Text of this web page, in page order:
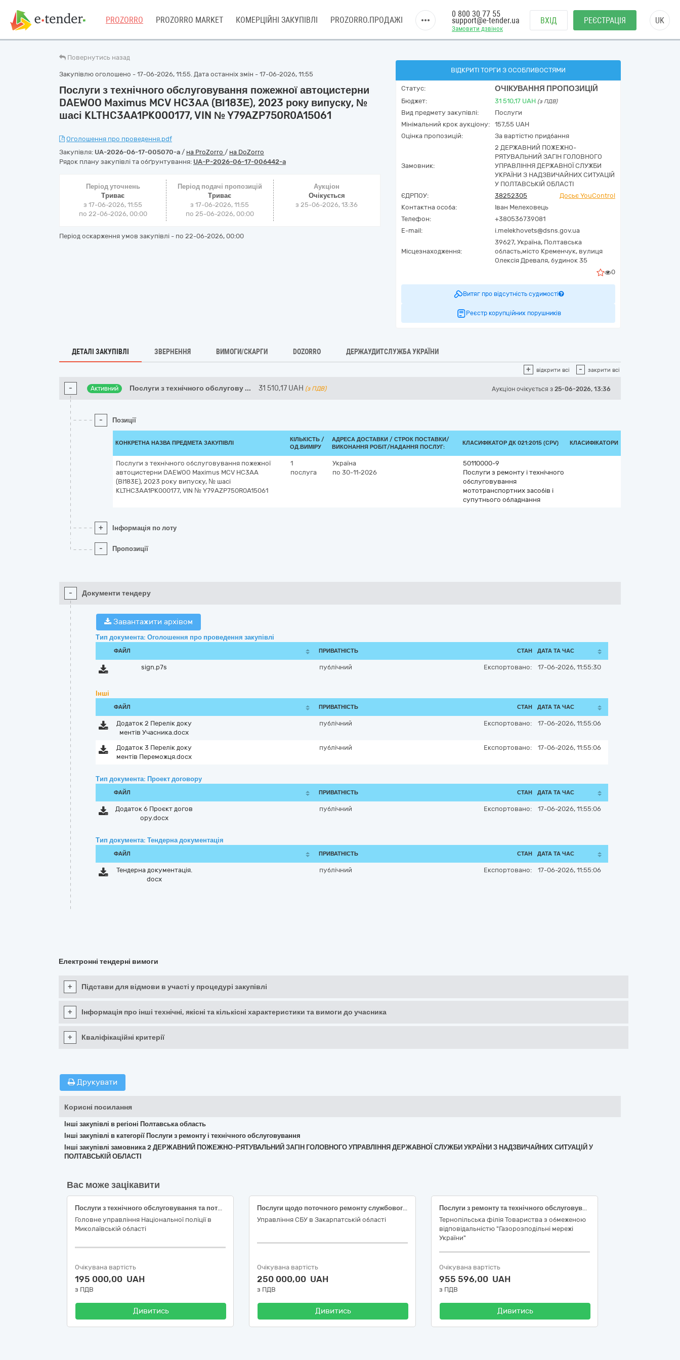
PROZORRO PROZORRO MARKET КОМЕРЦІЙНІ ЗАКУПІВЛІ PROZORRO.ПРОДАЖІ
Замовити дзвінок
0 800 30 77 55
support@e-tender.ua ВХІД РЕЄСТРАЦІЯ UK
Повернутись назад
Закупівлю оголошено - 17-06-2026, 11:55. Дата останніх змін - 17-06-2026, 11:55
Послуги з технічного обслуговування пожежної автоцистерни
DAEWOO Maximus MCV HC3АА (ВІ183Е), 2023 року випуску, №
шасі KLTHC3AA1PK000177, VIN № Y79AZP750R0A15061
Оголошення про проведення.pdf
Закупівля: UA-2026-06-17-005070-a / на ProZorro / на DoZorro
Рядок плану закупівлі та обґрунтування: UA-P-2026-06-17-006442-a
Період уточнень
Триває
з 17-06-2026, 11:55
по 22-06-2026, 00:00
Період подачі пропозицій
Триває
з 17-06-2026, 11:55
по 25-06-2026, 00:00
Аукціон
Очікується
з25-06-2026, 13:36
Період оскарження умов закупівлі - по 22-06-2026, 00:00
ВІДКРИТІ ТОРГИ З ОСОБЛИВОСТЯМИ
Статус: ОЧІКУВАННЯ ПРОПОЗИЦІЙ
Бюджет: 31 510,17 UAH (з ПДВ)
Вид предмету закупівлі:
Послуги
Мінімальний крок аукціону:
157,55 UAH
Оцінка пропозицій:
За вартістю придбання
Замовник:
2 ДЕРЖАВНИЙ ПОЖЕЖНО-
РЯТУВАЛЬНИЙ ЗАГІН ГОЛОВНОГО
УПРАВЛІННЯ ДЕРЖАВНОЇ СЛУЖБИ
УКРАЇНИ З НАДЗВИЧАЙНИХ СИТУАЦІЙ
У ПОЛТАВСЬКІЙ ОБЛАСТІ
ЄДРПОУ:
38252305
Досьє YouControl
Контактна особа:
Іван Мелеховець
Телефон:
+380536739081
E-mail:
i.melekhovets@dsns.gov.ua
Місцезнаходження:
39627, Україна, Полтавська
область,місто Кременчук, вулиця
Олексія Древаля, будинок 35
0
Витяг про відсутність судимості
Реєстр корупційних порушників
ДЕТАЛІ ЗАКУПІВЛІ ЗВЕРНЕННЯ ВИМОГИ/СКАРГИ DOZORRO ДЕРЖАУДИТСЛУЖБА УКРАЇНИ
+ відкрити всі - закрити всі
- Активний Послуги з технічного обслугову ... 31 510,17 UAH (з ПДВ) Аукціон очікується з 25-06-2026, 13:36
- Позиції
КОНКРЕТНА НАЗВА ПРЕДМЕТА ЗАКУПІВЛІ
КІЛЬКІСТЬ /
ОД.ВИМІРУ
АДРЕСА ДОСТАВКИ / СТРОК ПОСТАВКИ/
ВИКОНАННЯ РОБІТ/НАДАННЯ ПОСЛУГ:
КЛАСИФІКАТОР ДК 021:2015 (CPV) КЛАСИФІКАТОРИ
Послуги з технічного обслуговування пожежної
автоцистерни DAEWOO Maximus MCV HC3АА
(ВІ183Е), 2023 року випуску, № шасі
KLTHC3AA1PK000177, VIN № Y79AZP750R0A15061
1
послуга
Україна
по 30-11-2026
50110000-9
Послуги з ремонту і технічного
обслуговування
мототранспортних засобів і
супутнього обладнання
+ Інформація по лоту
- Пропозиції
- Документи тендеру
Завантажити архівом
Тип документа: Оголошення про проведення закупівлі
ФАЙЛ ПРИВАТНІСТЬ СТАН ДАТА ТА ЧАС
sign.p7s публічний Експортовано: 17-06-2026, 11:55:30
Інші
ФАЙЛ ПРИВАТНІСТЬ СТАН ДАТА ТА ЧАС
Додаток 2 Перелік доку
ментів Учасника.docx
публічний Експортовано: 17-06-2026, 11:55:06
Додаток 3 Перелік доку
ментів Переможця.docx
публічний Експортовано: 17-06-2026, 11:55:06
Тип документа: Проект договору
ФАЙЛ ПРИВАТНІСТЬ СТАН ДАТА ТА ЧАС
Додаток 6 Проєкт догов
ору.docx
публічний Експортовано: 17-06-2026, 11:55:06
Тип документа: Тендерна документація
ФАЙЛ ПРИВАТНІСТЬ СТАН ДАТА ТА ЧАС
Тендерна документація.
docx
публічний Експортовано: 17-06-2026, 11:55:06
Електронні тендерні вимоги
+ Підстави для відмови в участі у процедурі закупівлі
+ Інформація про інші технічні, якісні та кількісні характеристики та вимоги до учасника
+ Кваліфікаційні критерії
Друкувати
Корисні посилання
Інші закупівлі в регіоні Полтавська область
Інші закупівлі в категорії Послуги з ремонту і технічного обслуговування
Інші закупівлі замовника 2 ДЕРЖАВНИЙ ПОЖЕЖНО-РЯТУВАЛЬНИЙ ЗАГІН ГОЛОВНОГО УПРАВЛІННЯ ДЕРЖАВНОЇ СЛУЖБИ УКРАЇНИ З НАДЗВИЧАЙНИХ СИТУАЦІЙ У
ПОЛТАВСЬКІЙ ОБЛАСТІ
Вас може зацікавити
Послуги з технічного обслуговування та поточного ремонту службових автомобілів
Головне управління Національної поліції в
Миколаївській області
Очікувана вартість
195 000,00 UAH
з ПДВ
Дивитись
Послуги щодо поточного ремонту службового автотранспорту Управління в липні – грудні 2026 року
Управління СБУ в Закарпатській області
Очікувана вартість
250 000,00 UAH
з ПДВ
Дивитись
Послуги з ремонту та технічного обслуговування ГБО автомобілів
Тернопільська філія Товариства з обмеженою
відповідальністю "Газорозподільні мережі
України"
Очікувана вартість
955 596,00 UAH
з ПДВ
Дивитись